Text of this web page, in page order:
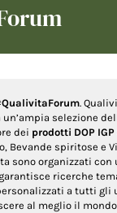
.
selezione
dei prodotti DOP IGP
Bevande spiritose e
sono organizzati con
ricerche
a tutti gli
al meglio il